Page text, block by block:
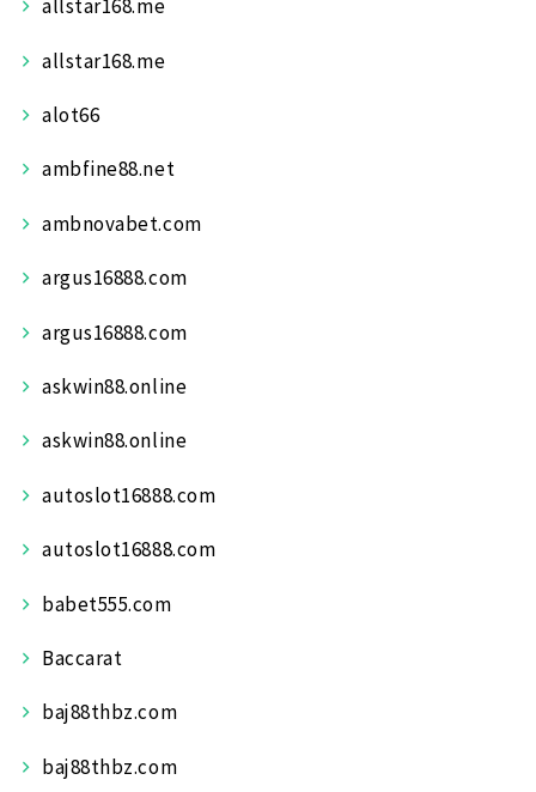
allstar168.me
allstar168.me
alot66
ambfine88.net
ambnovabet.com
argus16888.com
argus16888.com
askwin88.online
askwin88.online
autoslot16888.com
autoslot16888.com
babet555.com
Baccarat
baj88thbz.com
baj88thbz.com